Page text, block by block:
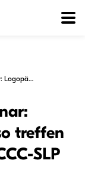
Logopädie-Webinar: Logopäden aus El Paso treffen Rachel Madel, M.A., CCC-SLP
treffen
SLP